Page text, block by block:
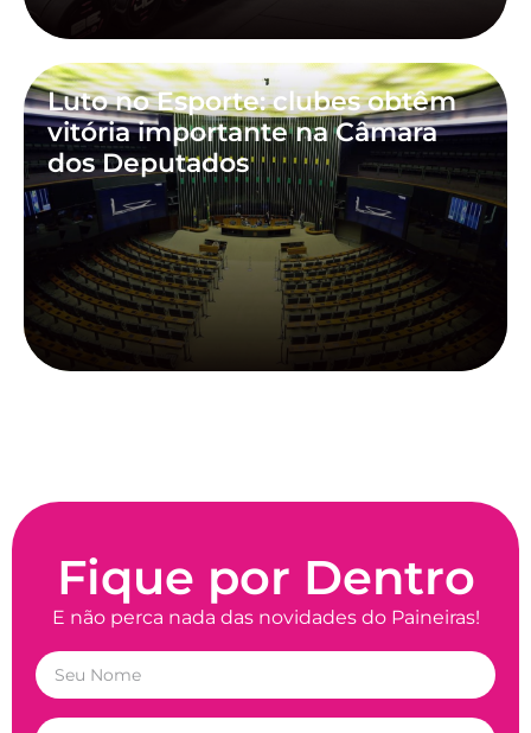
Luto no Esporte: clubes obtêm
vitória importante na Câmara
dos Deputados
Fique por Dentro
E não perca nada das novidades do Paineiras!